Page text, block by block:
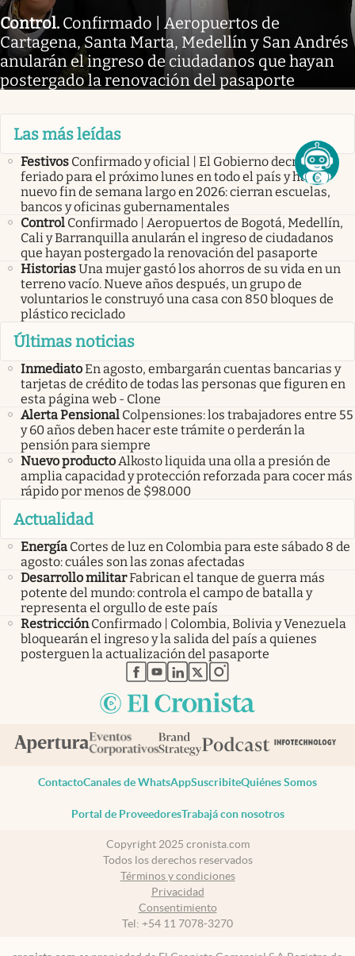
Control. Confirmado | Aeropuertos de
Cartagena, Santa Marta, Medellín y San Andrés
anularán el ingreso de ciudadanos que hayan
postergado la renovación del pasaporte
Las más leídas
Festivos Confirmado y oficial | El Gobierno decretó
feriado para el próximo lunes en todo el país y habrá
nuevo fin de semana largo en 2026: cierran escuelas,
bancos y oficinas gubernamentales
Control Confirmado | Aeropuertos de Bogotá, Medellín,
Cali y Barranquilla anularán el ingreso de ciudadanos
que hayan postergado la renovación del pasaporte
HistoriasUna mujer gastó los ahorros de su vida en un
terreno vacío. Nueve años después, un grupo de
voluntarios le construyó una casa con 850 bloques de
plástico reciclado
Últimas noticias
InmediatoEn agosto, embargarán cuentas bancarias y
tarjetas de crédito de todas las personas que figuren en
esta página web - Clone
Alerta Pensional Colpensiones: los trabajadores entre 55
y 60 años deben hacer este trámite o perderán la
pensión para siempre
Nuevo productoAlkosto liquida una olla a presión de
amplia capacidad y protección reforzada para cocer más
rápido por menos de $98.000
Actualidad
Energía Cortes de luz en Colombia para este sábado 8 de
agosto: cuáles son las zonas afectadas
Desarrollo militarFabrican el tanque de guerra más
potente del mundo: controla el campo de batalla y
representa el orgullo de este país
Restricción Confirmado | Colombia, Bolivia y Venezuela
bloquearán el ingreso y la salida del país a quienes
posterguen la actualización del pasaporte
abre en nueva pestaña
abre en nueva pestaña
abre en nueva pestaña
abre en nueva pestaña
abre en nueva pestaña
ContactoCanales de WhatsAppSuscribiteQuiénes Somos
Portal de ProveedoresTrabajá con nosotros
Copyright 2025 cronista.com
Todos los derechos reservados
Términos y condiciones
Privacidad
Consentimiento
Tel: +54 11 7078-3270